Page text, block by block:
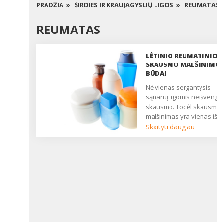
PRADŽIA » ŠIRDIES IR KRAUJAGYSLIŲ LIGOS »
REUMATAS
LĖTINIO REUMATINIO
SKAUSMO
BŪDAI
Nė vienas sergantysis
sąnarių ligomis
skausmo. Todėl
malšinimas yra vienas iš
svarbiausių tikslų,
Skaityti daugiau